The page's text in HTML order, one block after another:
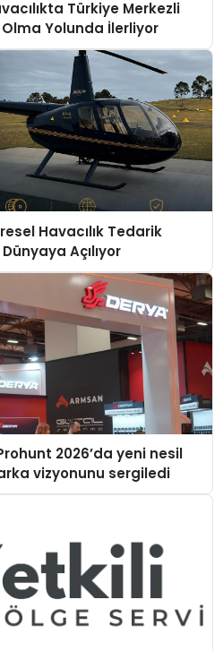
Türkiye Merkezli
Yolunda İlerliyor
Havacılık Tedarik
Açılıyor
2026’da yeni nesil
vizyonunu sergiledi